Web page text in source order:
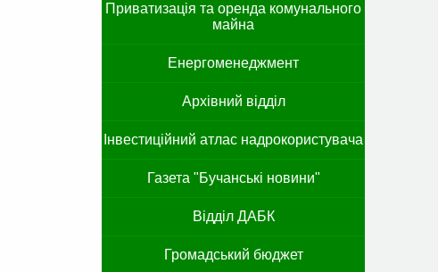
Приватизація та оренда комунального
майна
Енергоменеджмент
Архівний відділ
Інвестиційний атлас надрокористувача
Газета "Бучанські новини"
Відділ ДАБК
Громадський бюджет